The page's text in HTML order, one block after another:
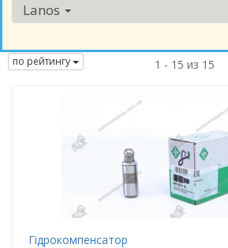
Lanos
по рейтингу 1 - 15 из 15
Гідрокомпенсатор